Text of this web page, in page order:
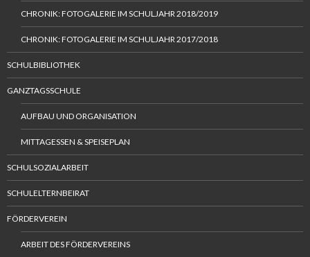
CHRONIK: FOTOGALERIE IM SCHULJAHR 2018/2019
CHRONIK: FOTOGALERIE IM SCHULJAHR 2017/2018
SCHULBIBLIOTHEK
GANZTAGSSCHULE
AUFBAU UND ORGANISATION
MITTAGESSEN & SPEISEPLAN
SCHULSOZIALARBEIT
SCHULELTERNBEIRAT
FÖRDERVEREIN
ARBEIT DES FÖRDERVEREINS